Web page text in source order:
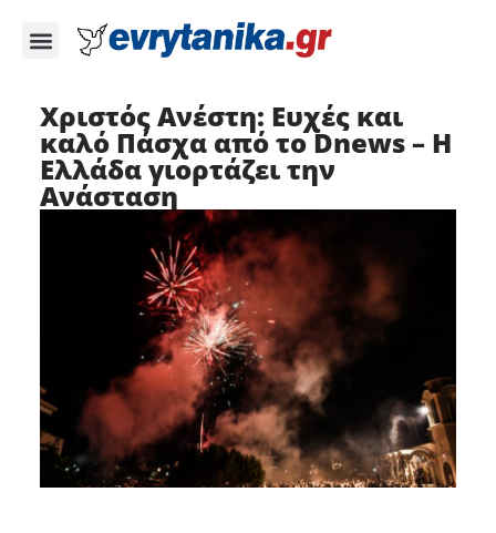
Χριστός Ανέστη: Ευχές και
καλό Πάσχα από το Dnews – Η
Ελλάδα γιορτάζει την
Ανάσταση